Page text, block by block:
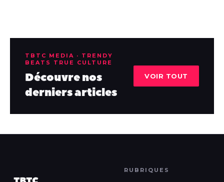
TBTC MEDIA · TRENDY
BEATS TRUE CULTURE
Découvre nos
derniers articles
VOIR TOUT
RUBRIQUES